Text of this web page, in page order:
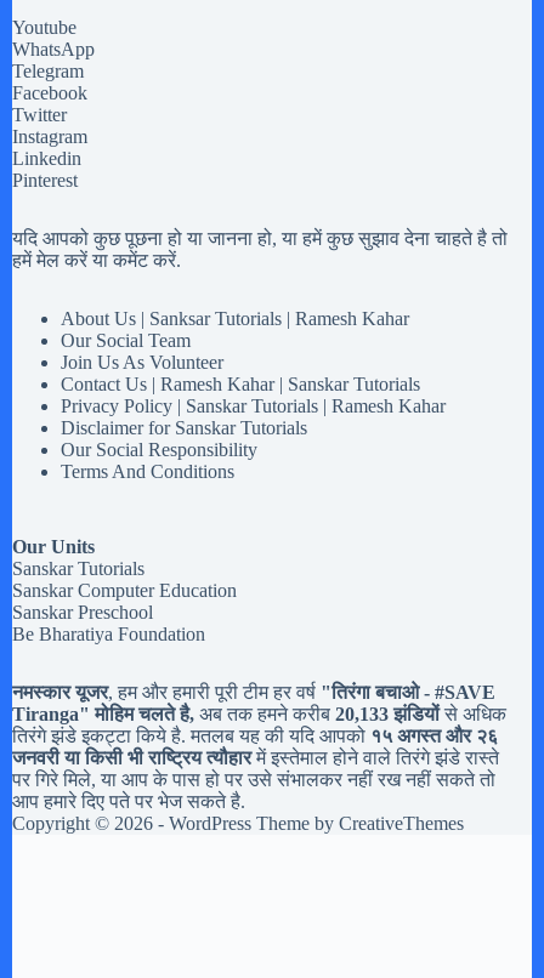
Youtube
WhatsApp
Telegram
Facebook
Twitter
Instagram
Linkedin
Pinterest
यदि आपको कुछ पूछना हो या जानना हो, या हमें कुछ सुझाव देना चाहते है तो
हमें मेल करें या कमेंट करें.
About Us | Sanksar Tutorials | Ramesh Kahar
Our Social Team
Join Us As Volunteer
Contact Us | Ramesh Kahar | Sanskar Tutorials
Privacy Policy | Sanskar Tutorials | Ramesh Kahar
Disclaimer for Sanskar Tutorials
Our Social Responsibility
Terms And Conditions
Our Units
Sanskar Tutorials
Sanskar Computer Education
Sanskar Preschool
Be Bharatiya Foundation
नमस्कार यूजर, हम और हमारी पूरी टीम हर वर्ष "तिरंगा बचाओ - #SAVE
Tiranga" मोहिम चलते है, अब तक हमने करीब 20,133 झंडियोंसे अधिक
तिरंगे झंडे इकट्टा किये है. मतलब यह की यदि आपको १५ अगस्त और २६
जनवरी या किसी भी राष्ट्रिय त्यौहारमें इस्तेमाल होने वाले तिरंगे झंडे रास्ते
पर गिरे मिले, या आप के पास हो पर उसे संभालकर नहीं रख नहीं सकते तो
आप हमारे दिए पते पर भेज सकते है.
Copyright © 2026 - WordPress Theme by CreativeThemes